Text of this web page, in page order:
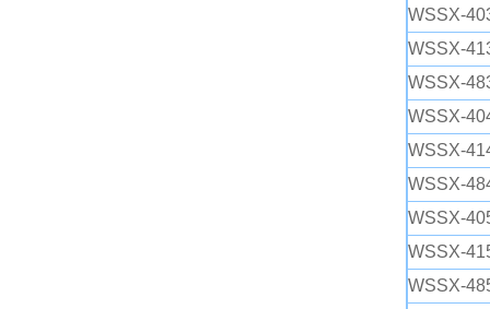
WSSX-
WSSX-
WSSX-
WSSX-
WSSX-
WSSX-
WSSX-
WSSX-
WSSX-